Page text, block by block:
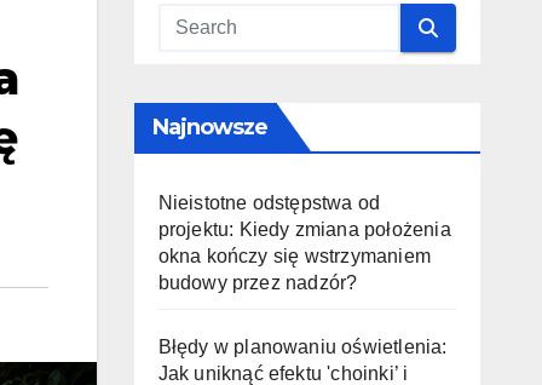
Najnowsze
Nieistotne odstępstwa od
projektu: Kiedy zmiana położenia
okna kończy się wstrzymaniem
budowy przez nadzór?
Błędy w planowaniu oświetlenia:
Jak uniknąć efektu 'choinki’ i